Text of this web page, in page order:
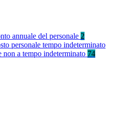
annuale del personale 2
personale tempo indeterminato
non a tempo indeterminato 74